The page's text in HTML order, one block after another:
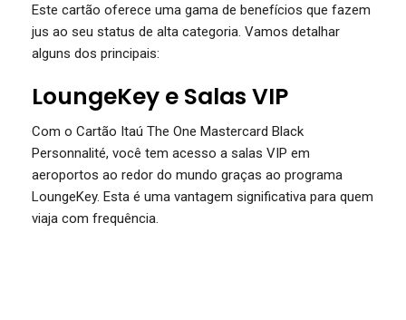
Este cartão oferece uma gama de benefícios que fazem
jus ao seu status de alta categoria. Vamos detalhar
alguns dos principais:
LoungeKey e Salas VIP
Com o Cartão Itaú The One Mastercard Black
Personnalité, você tem acesso a salas VIP em
aeroportos ao redor do mundo graças ao programa
LoungeKey. Esta é uma vantagem significativa para quem
viaja com frequência.